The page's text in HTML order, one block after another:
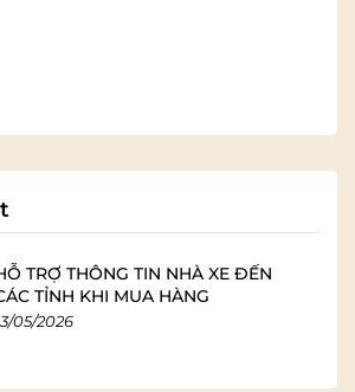
TRỢ THÔNG TIN NHÀ XE ĐẾN
TỈNH KHI MUA HÀNG
05/2026